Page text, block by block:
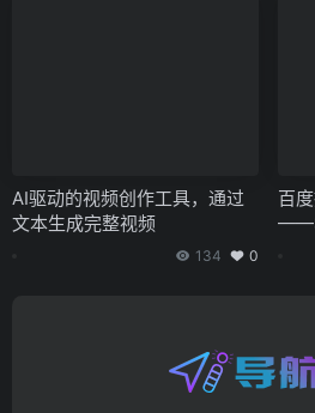
AI驱动的视频创作工具，通过
文本生成完整视频
134 0
百